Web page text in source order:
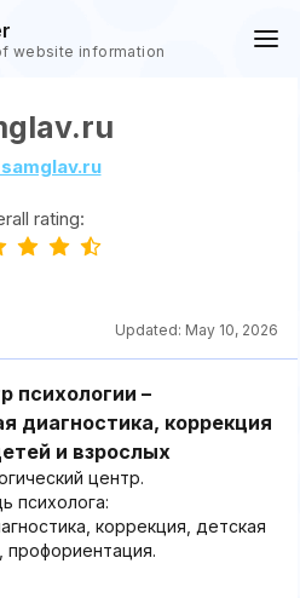
website information
rating:
Updated: May 10, 2026
психологии –
диагностика, коррекция
и взрослых
центр.
психолога:
коррекция, детская
профориентация.